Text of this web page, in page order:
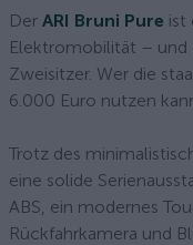
Der ARI Bruni Pure ist
Elektromobilität – und
Zweisitzer. Wer die
6.000 Euro nutzen
Trotz des
eine solide
ABS, ein modernes
Rückfahrkamera und